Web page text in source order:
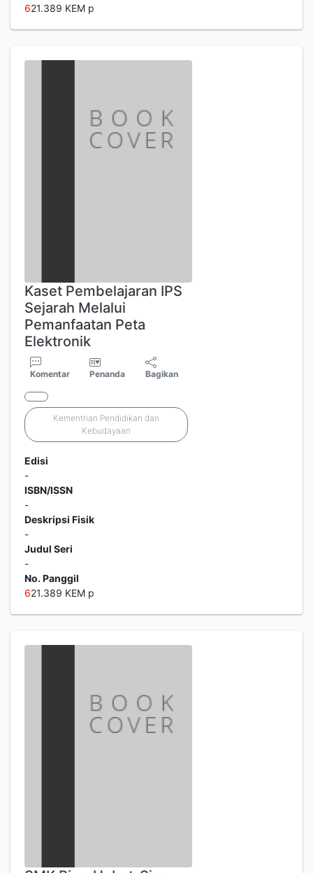
621.389 KEM p
Kaset Pembelajaran IPS
Sejarah Melalui
Pemanfaatan Peta
Elektronik
Komentar Penanda Bagikan
Kementrian Pendidikan dan
Kebudayaan
Edisi
-
ISBN/ISSN
-
Deskripsi Fisik
-
Judul Seri
-
No. Panggil
621.389 KEM p